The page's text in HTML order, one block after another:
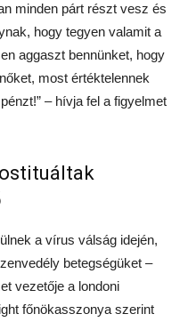
minden párt részt vesz és
hogy tegyen valamit a
aggaszt bennünket, hogy
most értéktelennek
– hívja fel a figyelmet
a vírus válság idején,
betegségüket –
vezetője a londoni
főnökasszonya szerint